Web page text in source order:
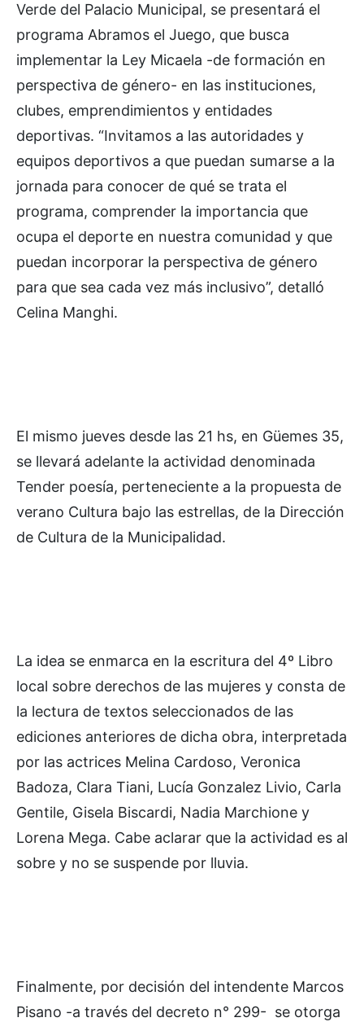
Verde del Palacio Municipal, se presentará el
programa Abramos el Juego, que busca
implementar la Ley Micaela -de formación en
perspectiva de género- en las instituciones,
clubes, emprendimientos y entidades
deportivas. “Invitamos a las autoridades y
equipos deportivos a que puedan sumarse a la
jornada para conocer de qué se trata el
programa, comprender la importancia que
ocupa el deporte en nuestra comunidad y que
puedan incorporar la perspectiva de género
para que sea cada vez más inclusivo”, detalló
Celina Manghi.
El mismo jueves desde las 21 hs, en Güemes 35,
se llevará adelante la actividad denominada
Tender poesía, perteneciente a la propuesta de
verano Cultura bajo las estrellas, de la Dirección
de Cultura de la Municipalidad.
La idea se enmarca en la escritura del 4º Libro
local sobre derechos de las mujeres y consta de
la lectura de textos seleccionados de las
ediciones anteriores de dicha obra, interpretada
por las actrices Melina Cardoso, Veronica
Badoza, Clara Tiani, Lucía Gonzalez Livio, Carla
Gentile, Gisela Biscardi, Nadia Marchione y
Lorena Mega. Cabe aclarar que la actividad es al
sobre y no se suspende por lluvia.
Finalmente, por decisión del intendente Marcos
Pisano -a través del decreto n° 299- se otorga